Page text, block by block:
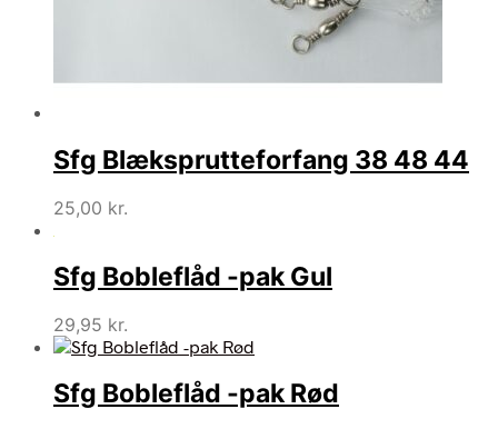
Sfg Blæksprutteforfang 38 48 44
25,00 kr.
Sfg Bobleflåd -pak Gul
29,95 kr.
Sfg Bobleflåd -pak Rød